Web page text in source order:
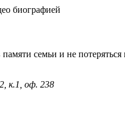
биографией
памяти семьи и не
к.1, оф. 238